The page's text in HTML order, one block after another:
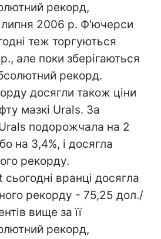
рекорд,
липня 2006 р. Ф'ючерси
теж торгуються
але поки зберігаються
рекорд.
досягли також ціни
мазкі Urals. За
подорожчала на 2
на 3,4%, і досягла
рекорду.
вранці досягла
рекорду - 75,25 дол./
вище за її
рекорд,